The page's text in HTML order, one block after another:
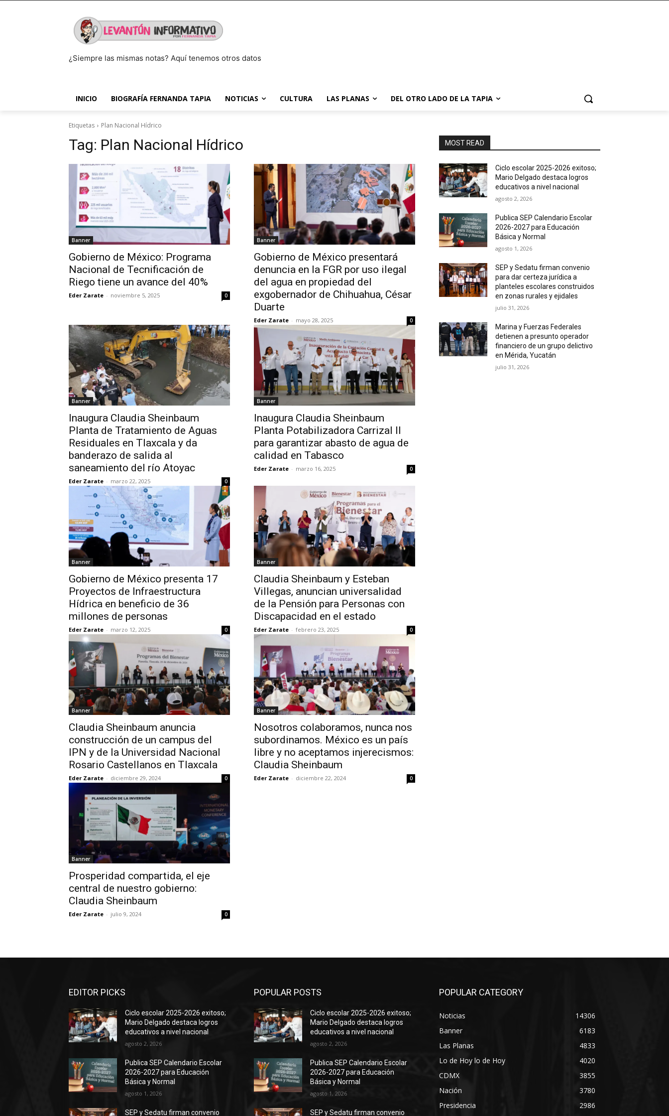
¿Siempre las mismas notas? Aquí tenemos otros datos
INICIO BIOGRAFÍA FERNANDA TAPIA NOTICIAS CULTURA LAS PLANAS DEL OTRO LADO DE LA TAPIA
Etiquetas Plan Nacional Hídrico
Tag: Plan Nacional Hídrico
Banner
Gobierno de México: Programa
Nacional de Tecnificación de
Riego tiene un avance del 40%
Eder Zarate - noviembre 5, 2025 0
Banner
Gobierno de México presentará
denuncia en la FGR por uso ilegal
del agua en propiedad del
exgobernador de Chihuahua, César
Duarte
Eder Zarate - mayo 28, 2025 0
Banner
Inaugura Claudia Sheinbaum
Planta de Tratamiento de Aguas
Residuales en Tlaxcala y da
banderazo de salida al
saneamiento del río Atoyac
Eder Zarate - marzo 22, 2025 0
Banner
Inaugura Claudia Sheinbaum
Planta Potabilizadora Carrizal II
para garantizar abasto de agua de
calidad en Tabasco
Eder Zarate - marzo 16, 2025 0
Banner
Gobierno de México presenta 17
Proyectos de Infraestructura
Hídrica en beneficio de 36
millones de personas
Eder Zarate - marzo 12, 2025 0
Banner
Claudia Sheinbaum y Esteban
Villegas, anuncian universalidad
de la Pensión para Personas con
Discapacidad en el estado
Eder Zarate - febrero 23, 2025 0
Banner
Claudia Sheinbaum anuncia
construcción de un campus del
IPN y de la Universidad Nacional
Rosario Castellanos en Tlaxcala
Eder Zarate - diciembre 29, 2024 0
Banner
Nosotros colaboramos, nunca nos
subordinamos. México es un país
libre y no aceptamos injerecismos:
Claudia Sheinbaum
Eder Zarate - diciembre 22, 2024 0
Banner
Prosperidad compartida, el eje
central de nuestro gobierno:
Claudia Sheinbaum
Eder Zarate - julio 9, 2024 0
MOST READ
Ciclo escolar 2025-2026 exitoso;
Mario Delgado destaca logros
educativos a nivel nacional
agosto 2, 2026
Publica SEP Calendario Escolar
2026-2027 para Educación
Básica y Normal
agosto 1, 2026
SEP y Sedatu firman convenio
para dar certeza jurídica a
planteles escolares construidos
en zonas rurales y ejidales
julio 31, 2026
Marina y Fuerzas Federales
detienen a presunto operador
financiero de un grupo delictivo
en Mérida, Yucatán
julio 31, 2026
EDITOR PICKS
Ciclo escolar 2025-2026 exitoso;
Mario Delgado destaca logros
educativos a nivel nacional
agosto 2, 2026
Publica SEP Calendario Escolar
2026-2027 para Educación
Básica y Normal
agosto 1, 2026
SEP y Sedatu firman convenio
POPULAR POSTS
Ciclo escolar 2025-2026 exitoso;
Mario Delgado destaca logros
educativos a nivel nacional
agosto 2, 2026
Publica SEP Calendario Escolar
2026-2027 para Educación
Básica y Normal
agosto 1, 2026
SEP y Sedatu firman convenio
POPULAR CATEGORY
Noticias
14306
Banner
6183
Las Planas
4833
Lo de Hoy lo de Hoy
4020
CDMX
3855
Nación
3780
Presidencia
2986